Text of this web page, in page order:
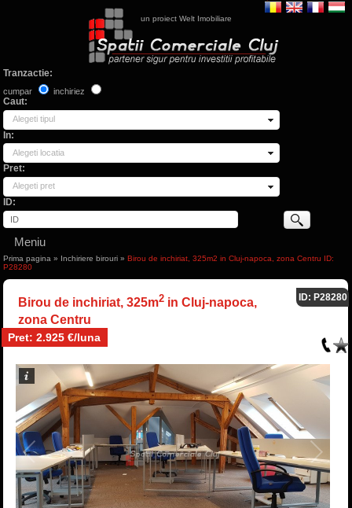
un proiect Welt Imobiliare
Tranzactie:
cumpar inchiriez
Caut:
Alegeti tipul
In:
Alegeti locatia
Pret:
Alegeti pret
ID:
Meniu
Prima pagina » Inchiriere birouri » Birou de inchiriat, 325m2 in Cluj-napoca, zona Centru ID:
P28280
Birou de inchiriat, 325m2in Cluj-napoca,
zona Centru
Pret: 2.925 €/luna
ID: P28280